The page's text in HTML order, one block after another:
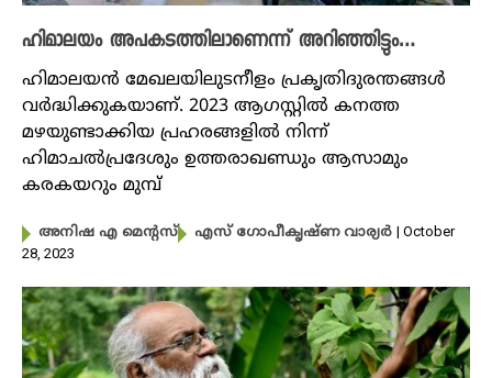
ഹിമാലയം അപകടത്തിലാണെന്ന് അറിഞ്ഞിട്ടും…
ഹിമാലയൻ മേഖലയിലുടനീളം പ്രകൃതിദുരന്തങ്ങൾ
വർദ്ധിക്കുകയാണ്. 2023 ആ​ഗസ്റ്റിൽ കനത്ത
മഴയുണ്ടാക്കിയ പ്രഹരങ്ങളിൽ നിന്ന്
ഹിമാചൽപ്രദേശും ഉത്തരാഖണ്ഡും ആസാമും
കരകയറും മുമ്പ്
അനിഷ എ മെന്റസ് എസ് ഗോപീകൃഷ്ണ വാര്യർ | October
28, 2023